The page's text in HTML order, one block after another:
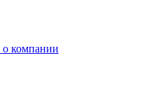
компании